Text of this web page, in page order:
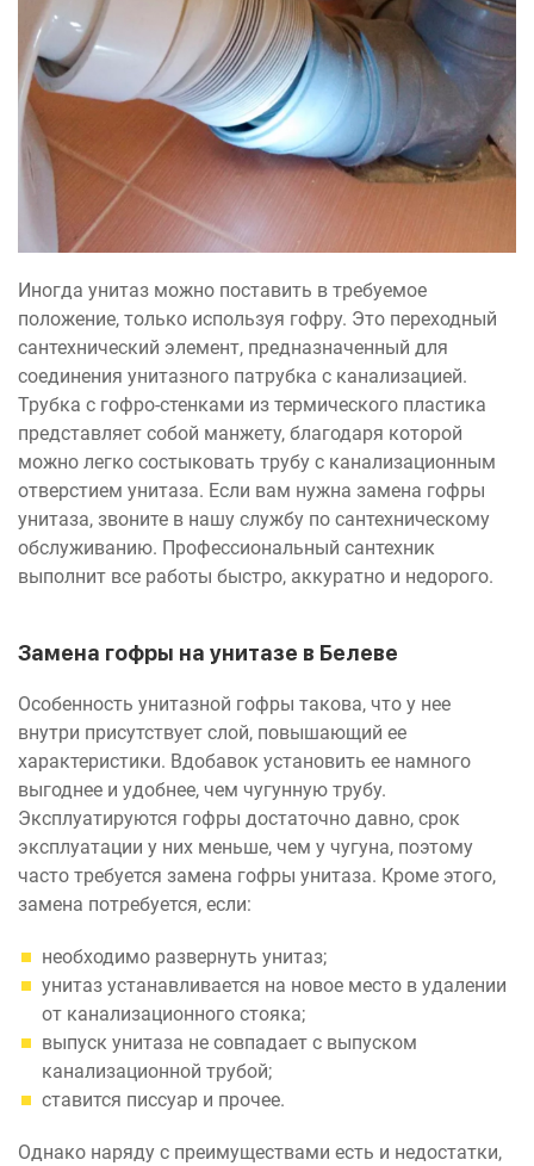
Иногда унитаз можно поставить в требуемое
положение, только используя гофру. Это переходный
сантехнический элемент, предназначенный для
соединения унитазного патрубка с канализацией.
Трубка с гофро-стенками из термического пластика
представляет собой манжету, благодаря которой
можно легко состыковать трубу с канализационным
отверстием унитаза. Если вам нужна замена гофры
унитаза, звоните в нашу службу по сантехническому
обслуживанию. Профессиональный сантехник
выполнит все работы быстро, аккуратно и недорого.
Замена гофры на унитазе в Белеве
Особенность унитазной гофры такова, что у нее
внутри присутствует слой, повышающий ее
характеристики. Вдобавок установить ее намного
выгоднее и удобнее, чем чугунную трубу.
Эксплуатируются гофры достаточно давно, срок
эксплуатации у них меньше, чем у чугуна, поэтому
часто требуется замена гофры унитаза. Кроме этого,
замена потребуется, если:
необходимо развернуть унитаз;
унитаз устанавливается на новое место в удалении
от канализационного стояка;
выпуск унитаза не совпадает с выпуском
канализационной трубой;
ставится писсуар и прочее.
Однако наряду с преимуществами есть и недостатки,